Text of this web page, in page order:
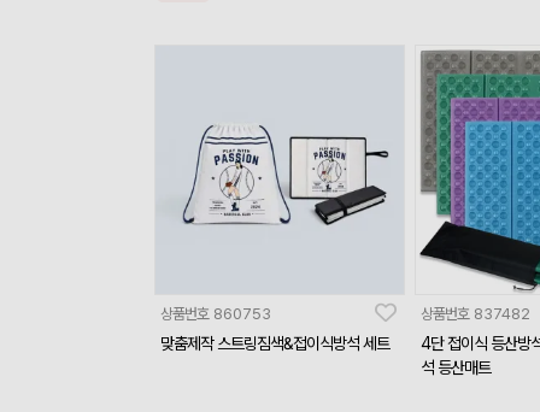
상품번호 860753
맞춤제작 스트링짐색&접이식방석 세트
상품번호 837482
4단 접이식 등산방
석 등산매트